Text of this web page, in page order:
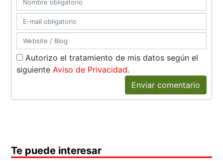
Autorizo el tratamiento de mis datos según el
siguienteAviso de Privacidad.
Enviar comentario
Te puede interesar